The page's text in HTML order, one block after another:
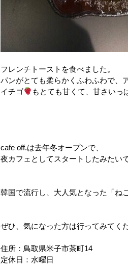
フレンチトーストを食べました。
パンがとても柔らかくふわふわで、
イチゴ
もとても甘くて、甘さいっ
cafe off.は去年冬オープンで、
夜カフェとしてスタートしたみたい
韓国で流行し、大人気となった「ね
ぜひ、気になった方は行ってみてく
住所：鳥取県米子市茶町14
定休日：水曜日